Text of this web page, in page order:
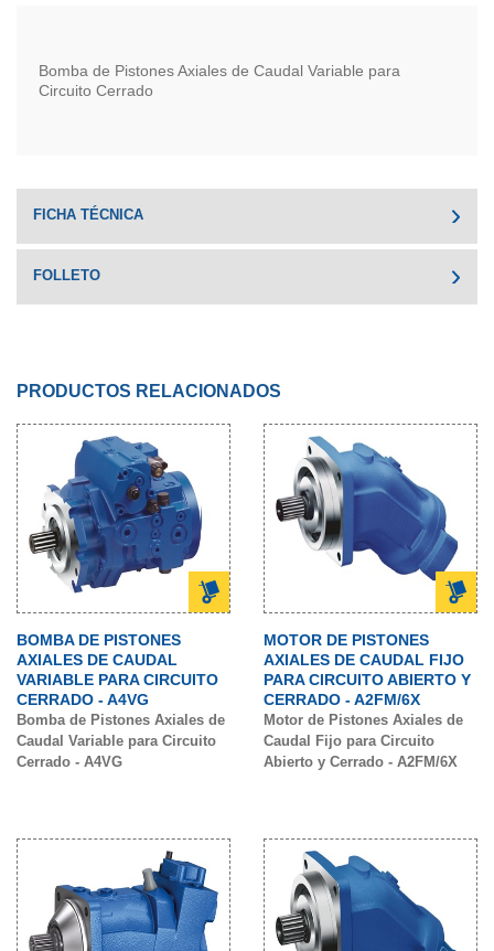
Bomba de Pistones Axiales de Caudal Variable para
Circuito Cerrado
FICHA TÉCNICA
FOLLETO
PRODUCTOS RELACIONADOS
BOMBA DE PISTONES
AXIALES DE CAUDAL
VARIABLE PARA CIRCUITO
CERRADO - A4VG
Bomba de Pistones Axiales de
Caudal Variable para Circuito
Cerrado - A4VG
MOTOR DE PISTONES
AXIALES DE CAUDAL FIJO
PARA CIRCUITO ABIERTO Y
CERRADO - A2FM/6X
Motor de Pistones Axiales de
Caudal Fijo para Circuito
Abierto y Cerrado - A2FM/6X